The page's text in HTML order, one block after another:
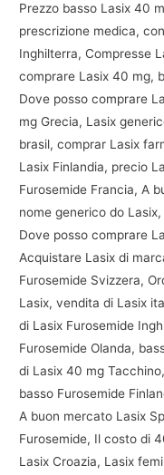
Prezzo basso Lasix 40
prescrizione medica,
Inghilterra, Compresse
comprare Lasix 40 mg,
Dove posso comprare
mg Grecia, Lasix
brasil, comprar Lasix
Lasix Finlandia, precio
Furosemide Francia, A
nome generico do
Dove posso comprare
Acquistare Lasix di
Furosemide Svizzera,
Lasix, vendita di Lasix
di Lasix Furosemide
Furosemide Olanda,
di Lasix 40 mg
basso Furosemide
A buon mercato Lasix
Furosemide, Il costo di
Lasix Croazia, Lasix